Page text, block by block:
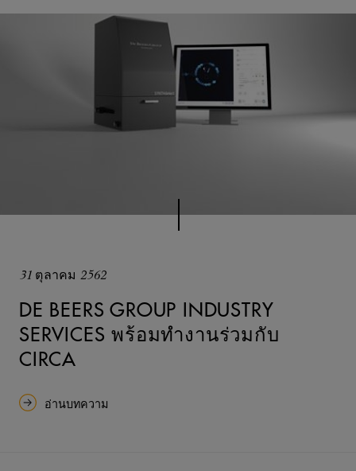
31 ตุลาคม 2562
DE BEERS GROUP INDUSTRY
SERVICES พร้อมทำงานร่วมกับ
CIRCA
อ่านบทความ